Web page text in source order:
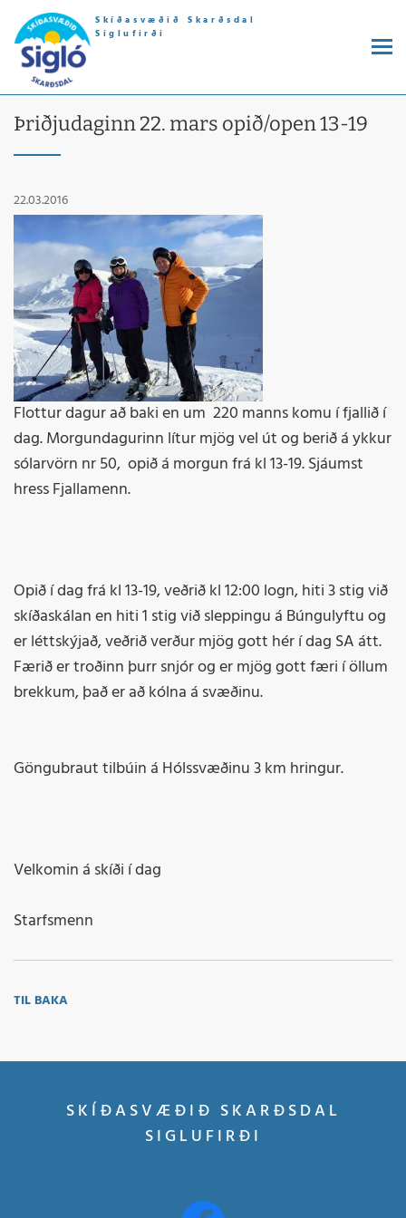
Skíðasvæðið Skarðsdal
Siglufirði
Þriðjudaginn 22. mars opið/open 13-19
22.03.2016
Flottur dagur að baki en um 220 manns komu í fjallið í
dag. Morgundagurinn lítur mjög vel út og berið á ykkur
sólarvörn nr 50, opið á morgun frá kl 13-19. Sjáumst
hress Fjallamenn.
Opið í dag frá kl 13-19, veðrið kl 12:00 logn, hiti 3 stig við
skíðaskálan en hiti 1 stig við sleppingu á Búngulyftu og
er léttskýjað, veðrið verður mjög gott hér í dag SA átt.
Færið er troðinn þurr snjór og er mjög gott færi í öllum
brekkum, það er að kólna á svæðinu.
Göngubraut tilbúin á Hólssvæðinu 3 km hringur.
Velkomin á skíði í dag
Starfsmenn
TIL BAKA
SKÍÐASVÆÐIÐ SKARÐSDAL
SIGLUFIRÐI